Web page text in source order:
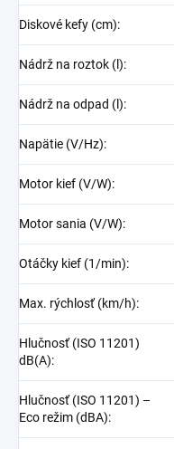
Diskové kefy (cm):
Nádrž na roztok (l):
Nádrž na odpad (l):
Napätie (V/Hz):
Motor kief (V/W):
Motor sania (V/W):
Otáčky kief (1/min):
Max. rýchlosť (km/h):
Hlučnosť (ISO 11201)
dB(A):
Hlučnosť (ISO 11201) –
Eco režim (dBA):